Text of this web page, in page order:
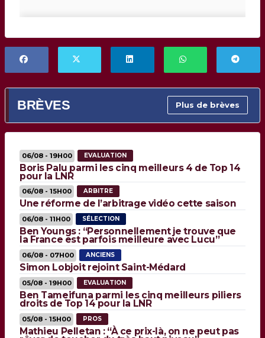
BRÈVES Plus de brèves
06/08 - 19H00 EVALUATION
Boris Palu parmi les cinq meilleurs 4 de Top 14
pour la LNR
06/08 - 15H00 ARBITRE
Une réforme de l’arbitrage vidéo cette saison
06/08 - 11H00 SÉLECTION
Ben Youngs : “Personnellement je trouve que
la France est parfois meilleure avec Lucu”
06/08 - 07H00 ANCIENS
Simon Lobjoit rejoint Saint-Médard
05/08 - 19H00 EVALUATION
Ben Tameifuna parmi les cinq meilleurs piliers
droits de Top 14 pour la LNR
05/08 - 15H00 PROS
Mathieu Pelletan : “À ce prix-là, on ne peut pas